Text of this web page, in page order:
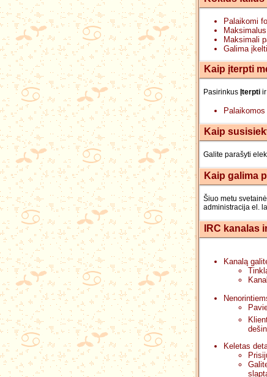
Palaikomi
Maksimali
Galima
Kaip įterpti
Pasirinkus Įterpti
Kaip
Galite parašyti
Kaip galima
Šiuo metu
administracija el.
IRC kanalas
Kanalą
Keletas